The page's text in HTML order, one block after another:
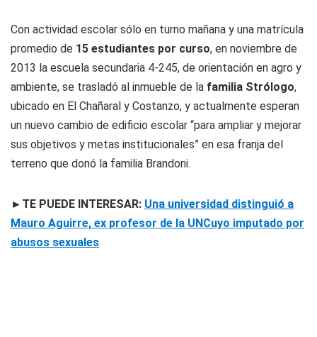
Con actividad escolar sólo en turno mañana y una matrícula
promedio de 15 estudiantes por curso, en noviembre de
2013 la escuela secundaria 4-245, de orientación en agro y
ambiente, se trasladó al inmueble de la familia Strólogo,
ubicado en El Chañaral y Costanzo, y actualmente esperan
un nuevo cambio de edificio escolar “para ampliar y mejorar
sus objetivos y metas institucionales” en esa franja del
terreno que donó la familia Brandoni.
►TE PUEDE INTERESAR: Una universidad distinguió a
Mauro Aguirre, ex profesor de la UNCuyo imputado por
abusos sexuales